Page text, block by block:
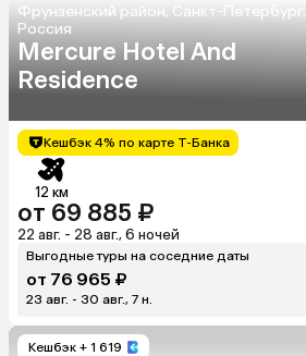
Фрунзенский район, Санкт-Петербург,
Россия
Mercure Hotel And
Residence
Кешбэк 4% по карте Т-Банка
12 км
от 69 885 ₽
22 авг. - 28 авг., 6 ночей
Выгодные туры на соседние даты
от 76 965 ₽
23 авг. - 30 авг., 7 н.
Кешбэк + 1 619